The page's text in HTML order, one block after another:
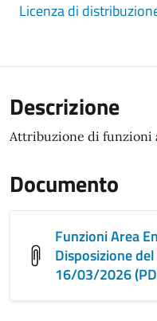
Licenza di
Descrizione
Attribuzione di funzioni
Documento
Funzioni Area
Disposizione
16/03/2026